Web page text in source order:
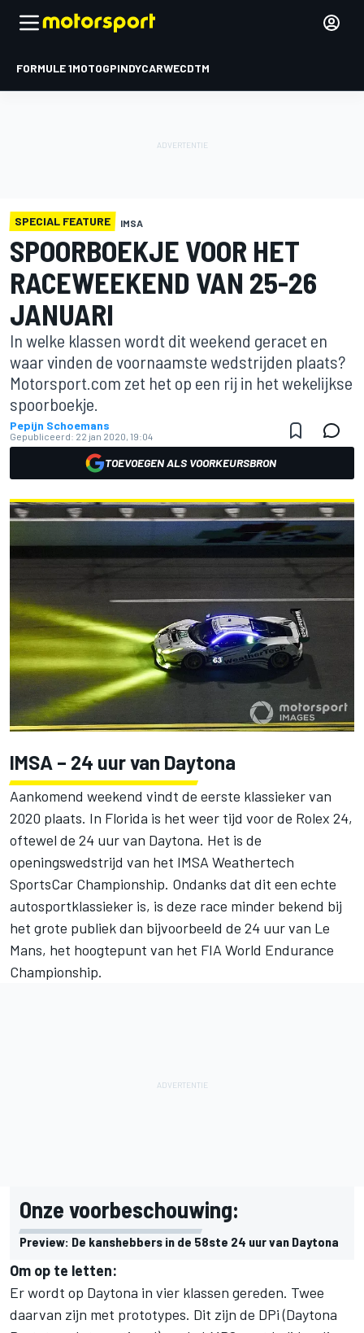
FORMULE 1MOTOGPINDYCARWECDTM
SPECIAL FEATURE IMSA
SPOORBOEKJE VOOR HET
RACEWEEKEND VAN 25-26
JANUARI
In welke klassen wordt dit weekend geracet en
waar vinden de voornaamste wedstrijden plaats?
Motorsport.com zet het op een rij in het wekelijkse
spoorboekje.
Pepijn Schoemans
Gepubliceerd: 22 jan 2020, 19:04
TOEVOEGEN ALS VOORKEURSBRON
IMSA – 24 uur van Daytona
Aankomend weekend vindt de eerste klassieker van
2020 plaats. In Florida is het weer tijd voor de Rolex 24,
oftewel de 24 uur van Daytona. Het is de
openingswedstrijd van het IMSA Weathertech
SportsCar Championship. Ondanks dat dit een echte
autosportklassieker is, is deze race minder bekend bij
het grote publiek dan bijvoorbeeld de 24 uur van Le
Mans, het hoogtepunt van het FIA World Endurance
Championship.
Onze voorbeschouwing:
Preview: De kanshebbers in de 58ste 24 uur van Daytona
Om op te letten:
Er wordt op Daytona in vier klassen gereden. Twee
daarvan zijn met prototypes. Dit zijn de DPi (Daytona